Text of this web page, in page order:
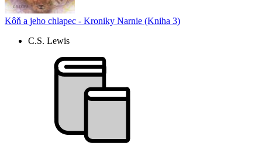
Kôň a jeho chlapec - Kroniky Narnie (Kniha 3)
C.S. Lewis